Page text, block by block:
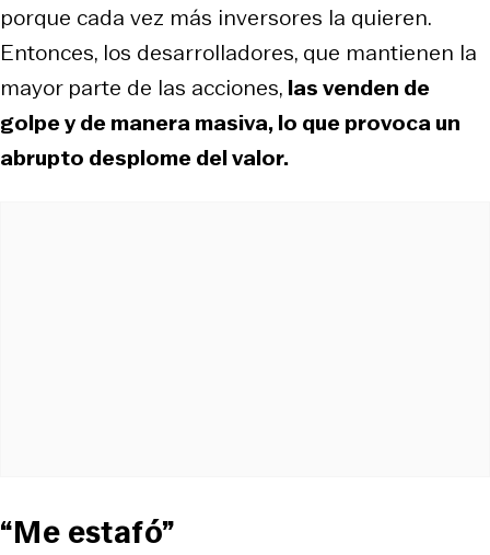
porque cada vez más inversores la quieren.
Entonces, los desarrolladores, que mantienen la
mayor parte de las acciones, las venden de
golpe y de manera masiva, lo que provoca un
abrupto desplome del valor.
“Me estafó”